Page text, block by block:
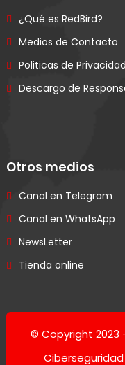
¿Qué es RedBird?
Medios de Contacto
Politicas de Privacidad
Descargo de
Otros medios
Canal en Telegram
Canal en WhatsApp
NewsLetter
Tienda online
© Copyright
Ciberseguridad